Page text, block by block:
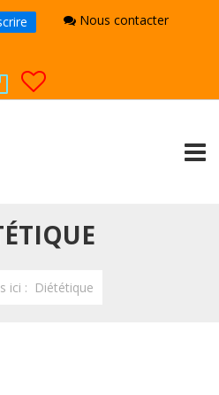
Nous contacter
ici : Diététique